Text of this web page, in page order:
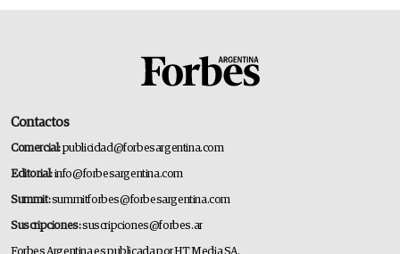
Contactos
Comercial:publicidad@forbesargentina.com
Editorial:info@forbesargentina.com
Summit:summitforbes@forbesargentina.com
Suscripciones:suscripciones@forbes.ar
Forbes Argentina es publicada por HT Media SA.